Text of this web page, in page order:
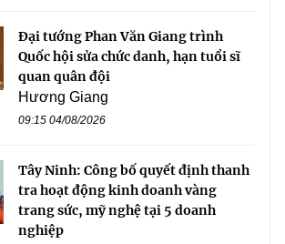
Đại tướng Phan Văn Giang trình
Quốc hội sửa chức danh, hạn tuổi sĩ
quan quân đội
Hương Giang
09:15 04/08/2026
Tây Ninh: Công bố quyết định thanh
tra hoạt động kinh doanh vàng
trang sức, mỹ nghệ tại 5 doanh
nghiệp